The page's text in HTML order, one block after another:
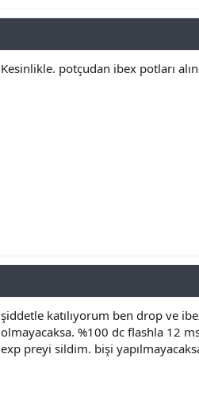
Kesinlikle. potçudan ibex potları
şiddetle katılıyorum ben drop ve
olmayacaksa. %100 dc flashla 12
exp preyi sildim. bişi